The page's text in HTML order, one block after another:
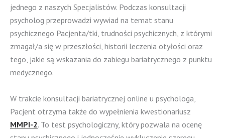
jednego z naszych Specjalistów. Podczas konsultacji
psycholog przeprowadzi wywiad na temat stanu
psychicznego Pacjenta/tki, trudności psychicznych, z którymi
zmagał/a się w przeszłości, historii leczenia otyłości oraz
tego, jakie są wskazania do zabiegu bariatrycznego z punktu
medycznego.
W trakcie konsultacji bariatrycznej online u psychologa,
Pacjent otrzyma także do wypełnienia kwestionariusz
MMPI-2. To test psychologiczny, który pozwala na ocenę